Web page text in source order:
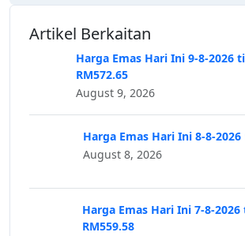
Artikel Berkaitan
Harga Emas Hari Ini 9-8-2026
RM572.65
August 9, 2026
Harga Emas Hari Ini 8-8-2026
August 8, 2026
Harga Emas Hari Ini 7-8-
RM559.58